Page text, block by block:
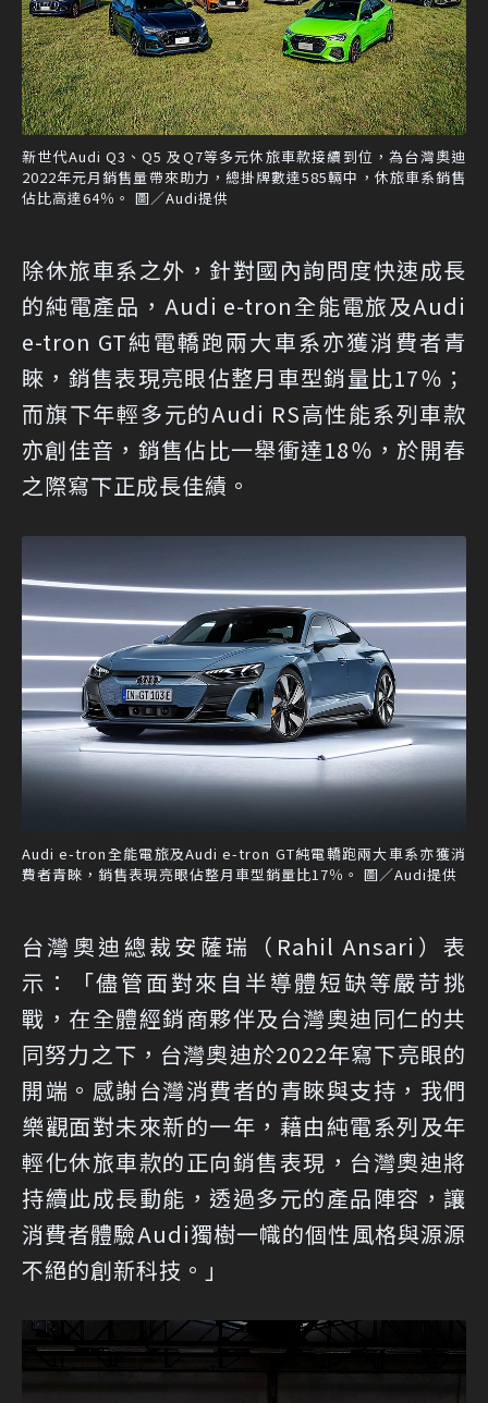
新世代Audi Q3、Q5 及Q7等多元休旅車款接續到位，為台灣奧迪
2022年元月銷售量帶來助力，總掛牌數達585輛中，休旅車系銷售
佔比高達64％。 圖／Audi提供
除休旅車系之外，針對國內詢問度快速成長
的純電產品，Audi e-tron全能電旅及Audi
e-tron GT純電轎跑兩大車系亦獲消費者青
睞，銷售表現亮眼佔整月車型銷量比17％；
而旗下年輕多元的Audi RS高性能系列車款
亦創佳音，銷售佔比一舉衝達18％，於開春
之際寫下正成長佳績。
Audi e-tron全能電旅及Audi e-tron GT純電轎跑兩大車系亦獲消
費者青睞，銷售表現亮眼佔整月車型銷量比17％。 圖／Audi提供
台灣奧迪總裁安薩瑞（Rahil Ansari）表
示：「儘管面對來自半導體短缺等嚴苛挑
戰，在全體經銷商夥伴及台灣奧迪同仁的共
同努力之下，台灣奧迪於2022年寫下亮眼的
開端。感謝台灣消費者的青睞與支持，我們
樂觀面對未來新的一年，藉由純電系列及年
輕化休旅車款的正向銷售表現，台灣奧迪將
持續此成長動能，透過多元的產品陣容，讓
消費者體驗Audi獨樹一幟的個性風格與源源
不絕的創新科技。」